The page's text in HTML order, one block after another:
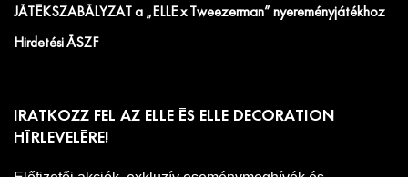
JÁTÉKSZABÁLYZAT a „ELLE x Tweezerman” nyereményjátékhoz
Hirdetési ÁSZF
IRATKOZZ FEL AZ ELLE ÉS ELLE DECORATION
HÍRLEVELÉRE!